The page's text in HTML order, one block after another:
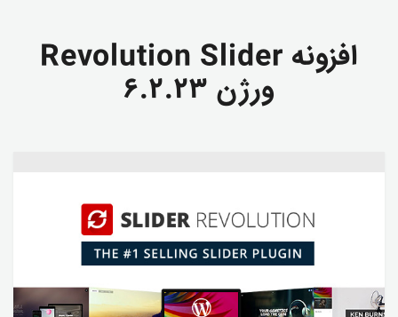
افزونه Revolution Slider
ورژن ۶.۲.۲۳